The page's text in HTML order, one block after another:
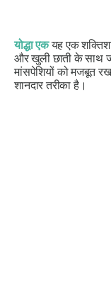
योद्धा एकयह एक
और खुली छाती के साथ
मांसपेशियों को मजबूत
शानदार तरीका है।